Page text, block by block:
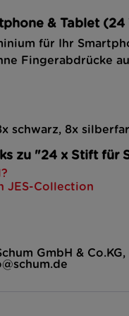
& Tablet (24
für Ihr
Fingerabdrücke
schwarz, 8x
zu "24 x Stift für
JES-Collection
GmbH &